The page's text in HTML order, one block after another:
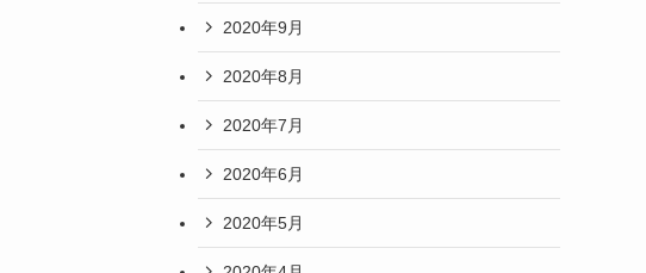
2020年9月
2020年8月
2020年7月
2020年6月
2020年5月